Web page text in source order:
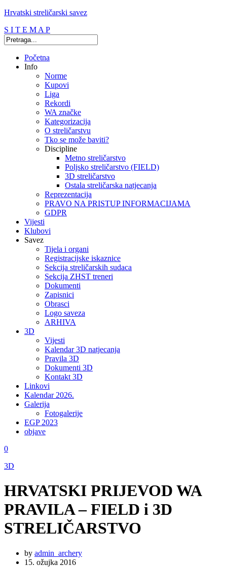
Hrvatski streličarski savez
S I T E M A P
Početna
Info
Norme
Kupovi
Liga
Rekordi
WA značke
Kategorizacija
O streličarstvu
Tko se može baviti?
Discipline
Metno streličarstvo
Poljsko streličarstvo (FIELD)
3D streličarstvo
Ostala streličarska natjecanja
Reprezentacija
PRAVO NA PRISTUP INFORMACIJAMA
GDPR
Vijesti
Klubovi
Savez
Tijela i organi
Registracijske iskaznice
Sekcija streličarskih sudaca
Sekcija ZHST treneri
Dokumenti
Zapisnici
Obrasci
Logo saveza
ARHIVA
3D
Vijesti
Kalendar 3D natjecanja
Pravila 3D
Dokumenti 3D
Kontakt 3D
Linkovi
Kalendar 2026.
Galerija
Fotogalerije
EGP 2023
objave
0
3D
HRVATSKI PRIJEVOD WA
PRAVILA – FIELD i 3D
STRELIČARSTVO
by admin_archery
15. ožujka 2016